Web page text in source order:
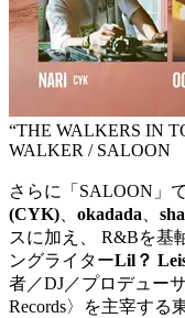
“THE WALKERS IN
WALKER / SALOON
さらに「SALOON」で
(CYK)
okadada
スに加え、 R&Bを基
ングライターLil？
者／DJ／プロデュー
Records〉を主宰する